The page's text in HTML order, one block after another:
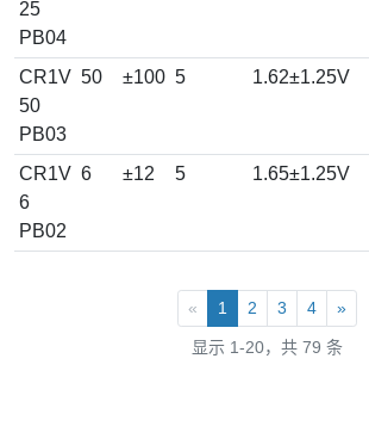
25
PB04
CR1V
50
PB03
50 ±100 5 1.62±1.25V
CR1V
6
PB02
6 ±12 5 1.65±1.25V
« 1 2 3 4 »
显示 1-20，共 79 条